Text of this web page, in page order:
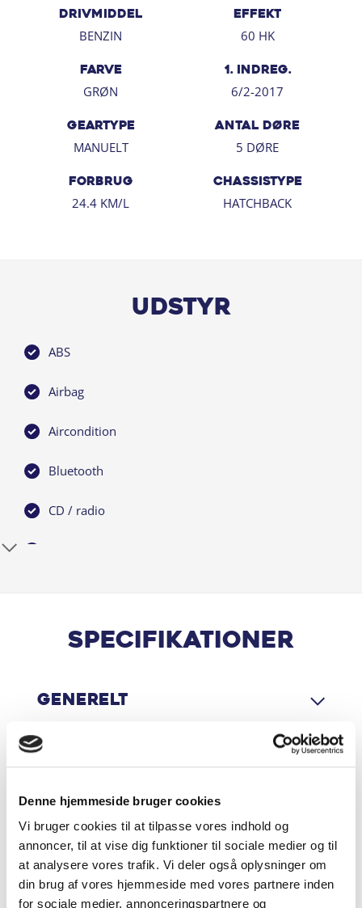
Denne hjemmeside bruger cookies
Vi bruger cookies til at tilpasse vores indhold og
annoncer, til at vise dig funktioner til sociale medier og til
at analysere vores trafik. Vi deler også oplysninger om
din brug af vores hjemmeside med vores partnere inden
for sociale medier, annonceringspartnere og
DRIVMIDDEL
BENZIN
EFFEKT
60 HK
FARVE
GRØN
1. INDREG.
6/2-2017
GEARTYPE
MANUELT
ANTAL DØRE
5 DØRE
FORBRUG
24.4 KM/L
CHASSISTYPE
HATCHBACK
Udstyr
ABS
Airbag
Aircondition
Bluetooth
CD / radio
Elruder for
Isofix
Sædevarme for
Splitbagsæde
Specifikationer
Generelt
Motor & Ydelse
Økonomi